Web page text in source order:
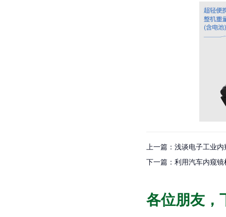
上一篇：浅谈电子工业
下一篇：利用汽车内窥
各位朋友，